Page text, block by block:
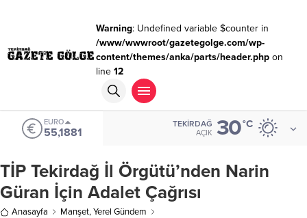
Warning: Undefined variable $counter in
/www/wwwroot/gazetegolge.com/wp-
content/themes/anka/parts/header.phpon
line 12
EURO
55,1881
TEKIRDAĞ
AÇIK 30°C
TİP Tekirdağ İl Örgütü’nden Narin
Güran İçin Adalet Çağrısı
Anasayfa Manşet,Yerel Gündem